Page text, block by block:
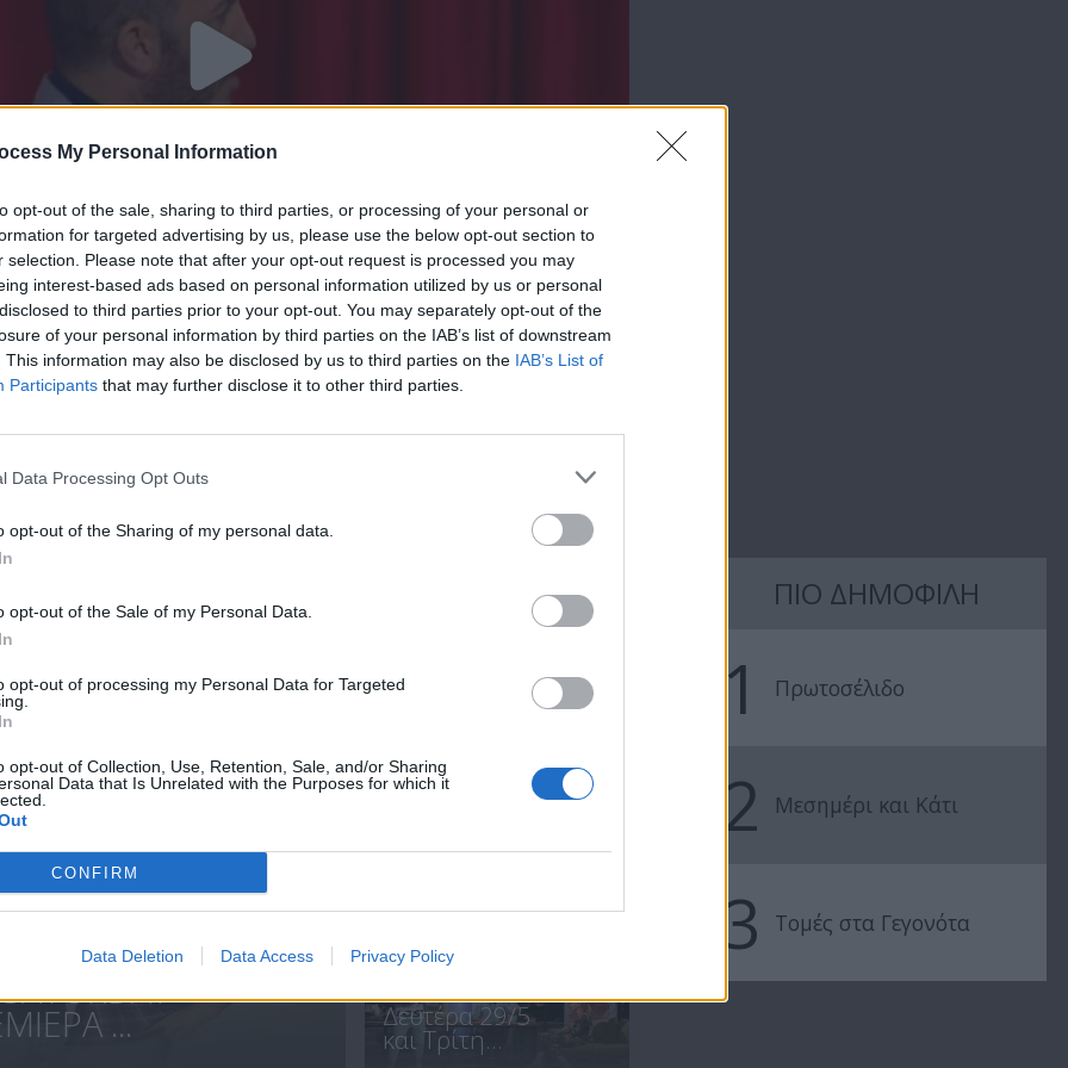
My Personal Information
opt-out of the sale, sharing to third parties, or processing of your personal or
for targeted advertising by us, please use the below opt-out section to
selection. Please note that after your opt-out request is processed you may
interest-based ads based on personal information utilized by us or personal
to third parties prior to your opt-out. You may separately opt-out of the
of your personal information by third parties on the IAB’s list of downstream
This information may also be disclosed by us to third parties on the IAB’s List of
Participants that may further disclose it to other third parties.
Data Processing Opt Outs
opt-out of the Sharing of my personal data.
opt-out of the Sale of my Personal Data.
opt-out of processing my Personal Data for Targeted
opt-out of Collection, Use, Retention, Sale, and/or Sharing
Data that Is Unrelated with the Purposes for which it
CONFIRM
Data Deletion Data Access Privacy Policy
εκπ.06
εκπ 17
Πρίγκιπας Β'
Πρίγκιπας Β'
εκπ 14
...
Πρίγκιπας -
Δευτέρα 29/5
και Τρίτη...
Πρίγκιπας - Δευτέρα 15
ΠΙΟ ΔΗΜΟΦΙΛΗ
1 Πρωτοσέλιδο
2 Μεσημέρι και Κάτι
3 Τομές στα Γεγονότα